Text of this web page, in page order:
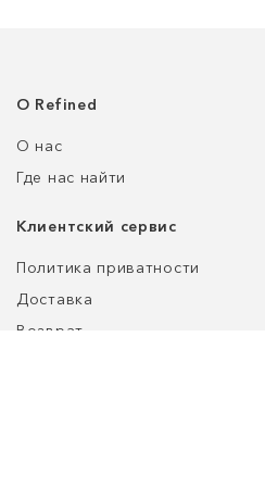
О Refined
О нас
Где нас найти
Клиентский сервис
Политика приватности
Доставка
Возврат